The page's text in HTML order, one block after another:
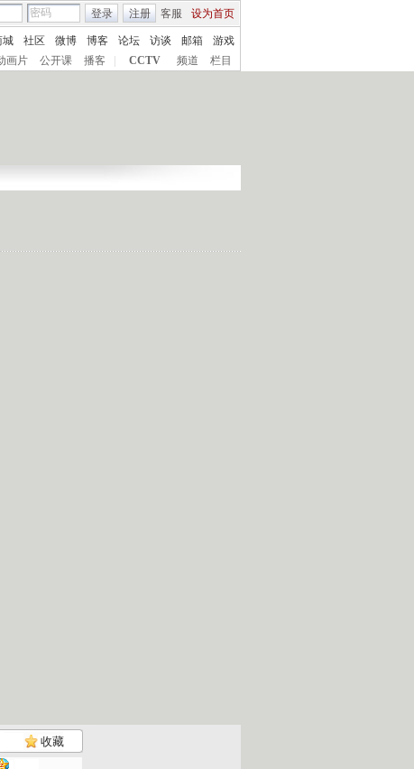
客服 设为首页
登录 注册
城 社区 微博 博客 论坛 访谈 邮箱
游戏
画片 公开课 播客 CCTV 频道 栏目
收藏